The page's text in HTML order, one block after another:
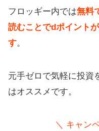
フロッギー内では無料
読むことでdポイント
す。
元手ゼロで気軽に投資
はオススメです。
＼ キャン